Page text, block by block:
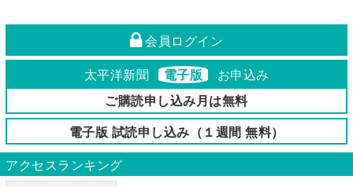
会員ログイン
太平洋新聞 電子版
お申込み
ご購読申し込み月は無料
電子版 試読申し込み（１週間 無料）
アクセスランキング